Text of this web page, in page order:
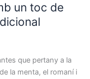
un toc de
que pertany a la
la menta, el romaní i